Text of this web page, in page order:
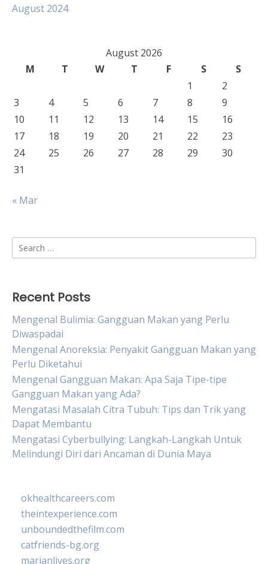
August 2024
August 2026
M
T W T F S
S
1
2
3
4 5 6 7 8
9
10
11 12 13 14 15
16
17
18 19 20 21 22
23
24
25 26 27 28 29
30
31
« Mar
Search
for:
Recent Posts
Mengenal Bulimia: Gangguan Makan yang Perlu
Diwaspadai
Mengenal Anoreksia: Penyakit Gangguan Makan yang
Perlu Diketahui
Mengenal Gangguan Makan: Apa Saja Tipe-tipe
Gangguan Makan yang Ada?
Mengatasi Masalah Citra Tubuh: Tips dan Trik yang
Dapat Membantu
Mengatasi Cyberbullying: Langkah-Langkah Untuk
Melindungi Diri dari Ancaman di Dunia Maya
okhealthcareers.com
theintexperience.com
unboundedthefilm.com
catfriends-bg.org
marianlives.org